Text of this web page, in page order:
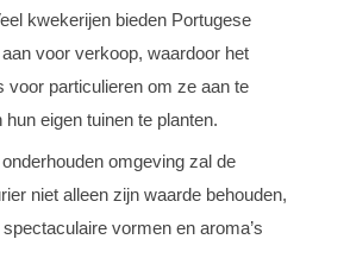
kwekerijen bieden Portugese
voor verkoop, waardoor het
voor particulieren om ze aan te
eigen tuinen te planten.
omgeving zal de
niet alleen zijn waarde behouden,
vormen en aroma’s